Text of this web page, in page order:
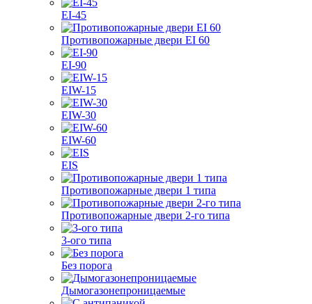
EI-45
Противопожарные двери EI 60
EI-90
EIW-15
EIW-30
EIW-60
EIS
Противопожарные двери 1 типа
Противопожарные двери 2-го типа
3-ого типа
Без порога
Дымогазонепроницаемые